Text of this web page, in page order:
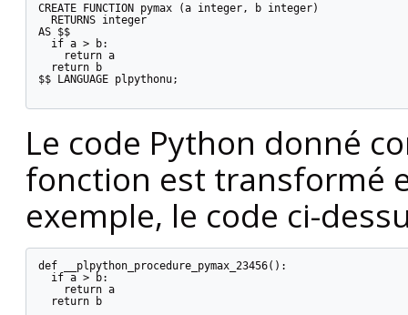
CREATE FUNCTION pymax (a integer, b integer)
  RETURNS integer
AS $$
  if a > b:
    return a
  return b
$$ LANGUAGE plpythonu;
Le code Python donné
fonction est transformé
exemple, le code ci-
def __plpython_procedure_pymax_23456():
  if a > b:
    return a
  return b